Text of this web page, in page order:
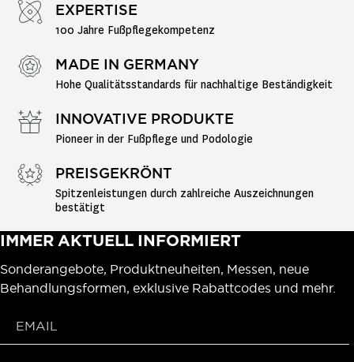
EXPERTISE
100 Jahre Fußpflegekompetenz
MADE IN GERMANY
Hohe Qualitätsstandards für nachhaltige Beständigkeit
INNOVATIVE PRODUKTE
Pioneer in der Fußpflege und Podologie
PREISGEKRÖNT
Spitzenleistungen durch zahlreiche Auszeichnungen
bestätigt
IMMER AKTUELL INFORMIERT
Sonderangebote, Produktneuheiten, Messen, neue
Behandlungsformen, exklusive Rabattcodes und mehr.